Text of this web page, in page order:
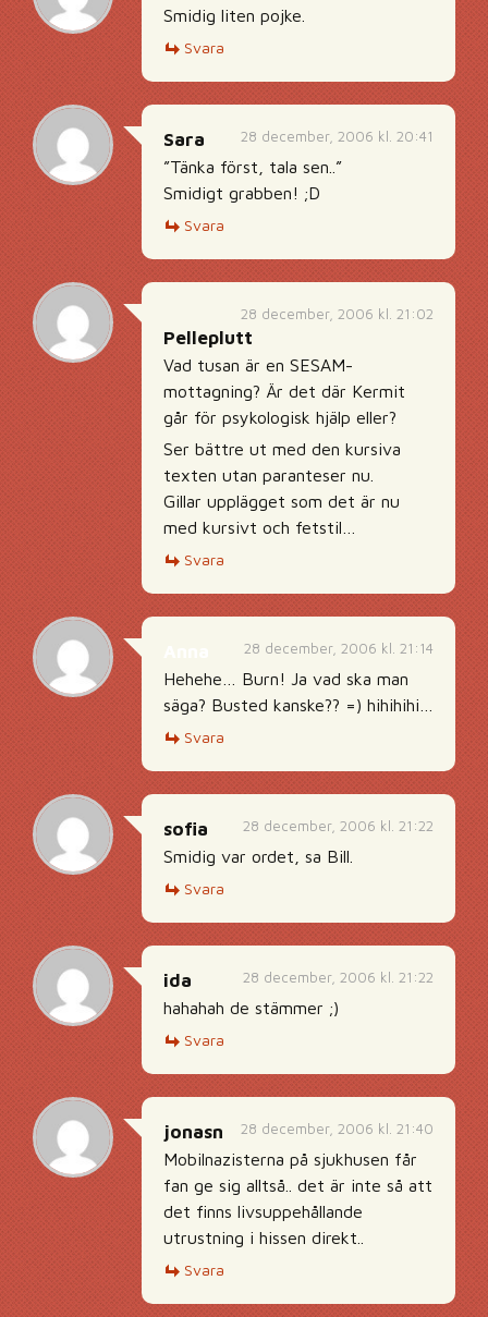
Smidig liten pojke.
Svara
28 december, 2006 kl. 20:41
Sara
”Tänka först, tala sen..”
Smidigt grabben! ;D
Svara
28 december, 2006 kl. 21:02
Pelleplutt
Vad tusan är en SESAM-
mottagning? Är det där Kermit
går för psykologisk hjälp eller?
Ser bättre ut med den kursiva
texten utan paranteser nu.
Gillar upplägget som det är nu
med kursivt och fetstil…
Svara
28 december, 2006 kl. 21:14
Hehehe… Burn! Ja vad ska man
säga? Busted kanske?? =) hihihihi…
Svara
28 december, 2006 kl. 21:22
sofia
Smidig var ordet, sa Bill.
Svara
28 december, 2006 kl. 21:22
ida
hahahah de stämmer ;)
Svara
28 december, 2006 kl. 21:40
jonasn
Mobilnazisterna på sjukhusen får
fan ge sig alltså.. det är inte så att
det finns livsuppehållande
utrustning i hissen direkt..
Svara